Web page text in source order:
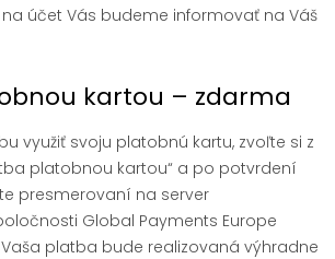
účet Vás budeme informovať na Váš
kartou – zdarma
využiť svoju platobnú kartu, zvoľte si z
platobnou kartou“ a po potvrdení
presmerovaní na server
Global Payments Europe
platba bude realizovaná výhradne